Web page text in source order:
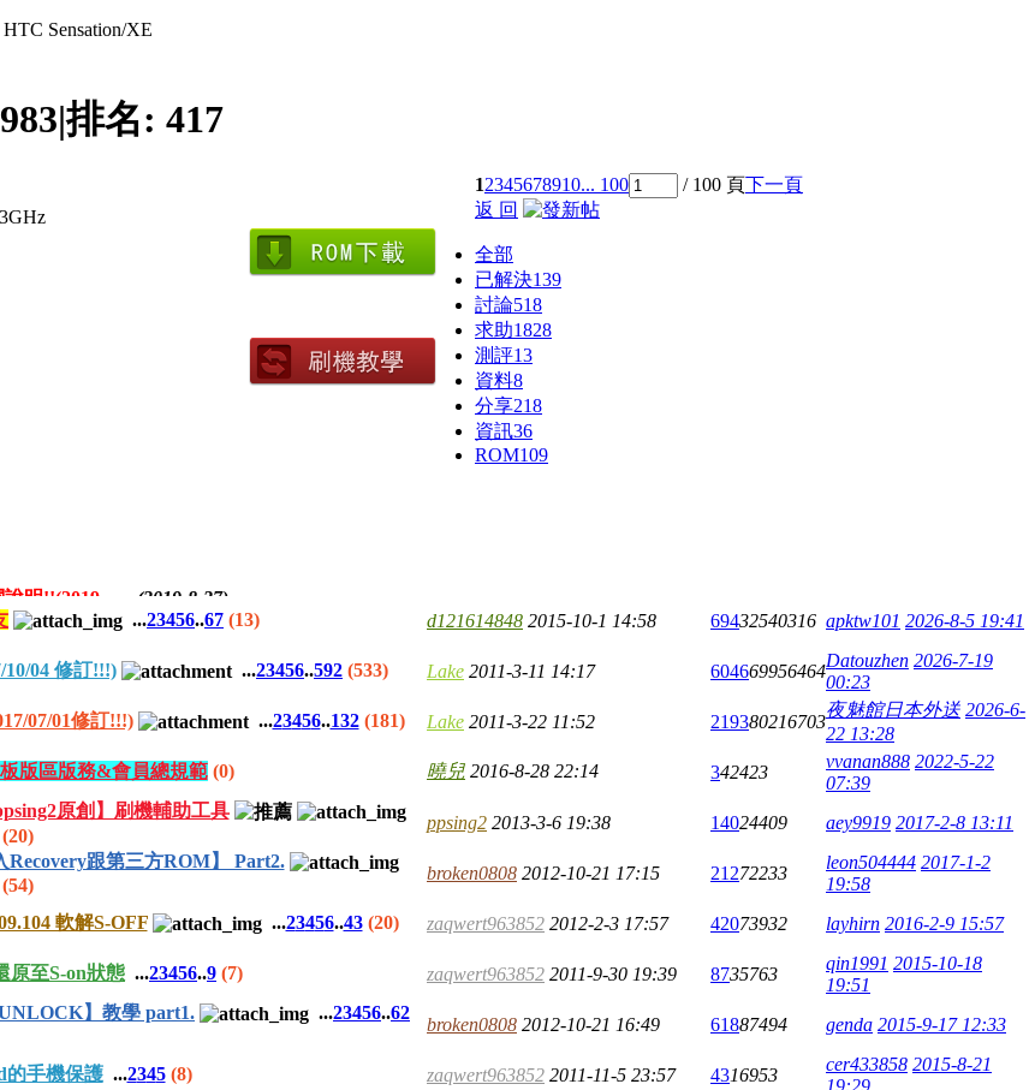
HTC Sensation/XE
|排名: 417
12345678910... 100 / 100 頁下一頁
返 回
全部
已解決139
討論518
求助1828
測評13
資料8
分享218
資訊36
ROM109
(2019-8-27)
12/01修訂
(2018-12-21)
修訂)
(2018-9-3)
值相關說明!!
(2017-11-23)
...23456..67 (13) d121614848 2015-10-1 14:58 69432540316 apktw101 2026-8-5 19:41
10/04 修訂!!!) ...23456..592 (533) Lake 2011-3-11 14:17 604669956464
Datouzhen 2026-7-19
00:23
07/01修訂!!!) ...23456..132 (181) Lake 2011-3-22 11:52 219380216703
夜魅館日本外送 2026-6-
22 13:28
板版區版務&會員總規範 (0) 曉兒 2016-8-28 22:14 342423
vvanan888 2022-5-22
07:39
原創】刷機輔助工具
(20)
ppsing2 2013-3-6 19:38 14024409 aey9919 2017-2-8 13:11
Recovery跟第三方ROM】 Part2.
(54)
broken0808 2012-10-21 17:15 21272233
leon504444 2017-1-2
19:58
軟解S-OFF ...23456..43 (20) zaqwert963852 2012-2-3 17:57 42073932 layhirn 2016-2-9 15:57
原至S-on狀態 ...23456..9 (7) zaqwert963852 2011-9-30 19:39 8735763
qin1991 2015-10-18
19:51
】教學 part1. ...23456..62
broken0808 2012-10-21 16:49 61887494 genda 2015-9-17 12:33
手機保護 ...2345 (8) zaqwert963852 2011-11-5 23:57 4316953
cer433858 2015-8-21
19:29